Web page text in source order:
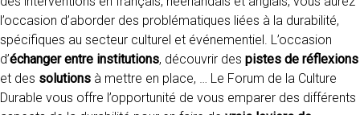
l’occasion d’aborder des problématiques liées à la durabilité,
spécifiques au secteur culturel et événementiel. L’occasion
d’échanger entre institutions, découvrir des pistes de réflexions
et des solutions à mettre en place, … Le Forum de la Culture
Durable vous offre l’opportunité de vous emparer des différents